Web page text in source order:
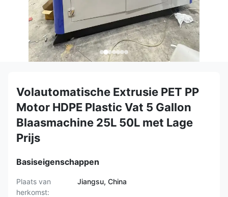
Volautomatische Extrusie PET PP
Motor HDPE Plastic Vat 5 Gallon
Blaasmachine 25L 50L met Lage
Prijs
Basiseigenschappen
Plaats van
herkomst:
Jiangsu, China